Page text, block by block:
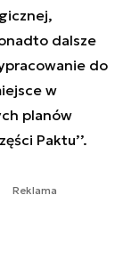
dalsze
do
w
planów
Paktu’’.
Reklama